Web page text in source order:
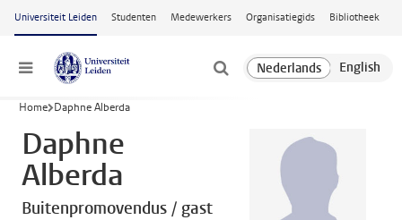
Ga naar hoofdinhoud
Universiteit Leiden Studenten Medewerkers Organisatiegids Bibliotheek
Menu
Home Daphne Alberda
Daphne
Alberda
Buitenpromovendus / gast